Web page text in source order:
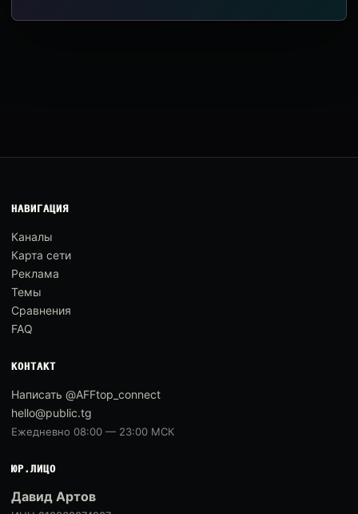
НАВИГАЦИЯ
Каналы
Карта сети
Реклама
Темы
Сравнения
FAQ
КОНТАКТ
Написать @AFFtop_connect
hello@public.tg
Ежедневно 08:00 — 23:00 МСК
ЮР.ЛИЦО
Давид Артов